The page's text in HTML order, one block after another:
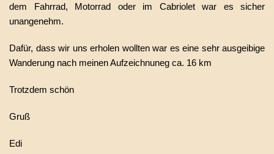
dem Fahrrad, Motorrad oder im Cabriolet war es sicher
unangenehm.
Dafür, dass wir uns erholen wollten war es eine sehr ausgeibige
Wanderung nach meinen Aufzeichnuneg ca. 16 km
Trotzdem schön
Gruß
Edi